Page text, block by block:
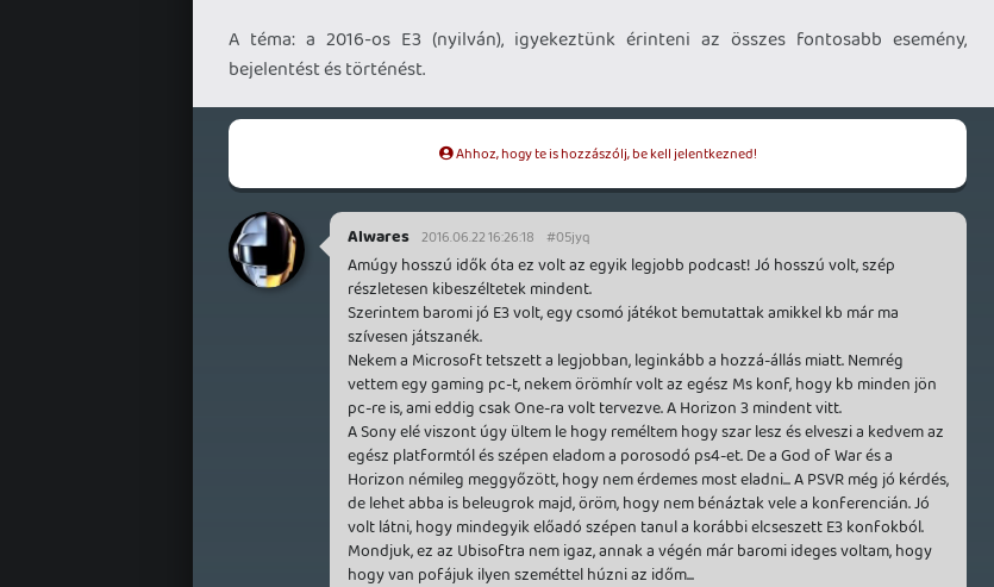
A téma: a 2016-os E3 (nyilván), igyekeztünk érinteni az összes fontosabb esemény,
bejelentést és történést.
Ahhoz, hogy te is hozzászólj, be kell jelentkezned!
Alwares 2016.06.22 16:26:18 #05jyq
Amúgy hosszú idők óta ez volt az egyik legjobb podcast! Jó hosszú volt, szép
részletesen kibeszéltetek mindent.
Szerintem baromi jó E3 volt, egy csomó játékot bemutattak amikkel kb már ma
szívesen játszanék.
Nekem a Microsoft tetszett a legjobban, leginkább a hozzá-állás miatt. Nemrég
vettem egy gaming pc-t, nekem örömhír volt az egész Ms konf, hogy kb minden jön
pc-re is, ami eddig csak One-ra volt tervezve. A Horizon 3 mindent vitt.
A Sony elé viszont úgy ültem le hogy reméltem hogy szar lesz és elveszi a kedvem az
egész platformtól és szépen eladom a porosodó ps4-et. De a God of War és a
Horizon némileg meggyőzött, hogy nem érdemes most eladni... A PSVR még jó kérdés,
de lehet abba is beleugrok majd, öröm, hogy nem bénáztak vele a konferencián. Jó
volt látni, hogy mindegyik előadó szépen tanul a korábbi elcseszett E3 konfokból.
Mondjuk, ez az Ubisoftra nem igaz, annak a végén már baromi ideges voltam, hogy
hogy van pofájuk ilyen szeméttel húzni az időm...